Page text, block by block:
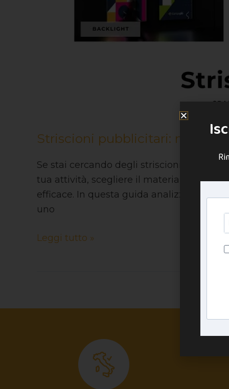
Striscioni pubblicitari:
Se stai cercando degli striscioni
tua attività, scegliere il materiale
efficace. In questa guida analizziamo:
uno
Leggi tutto »